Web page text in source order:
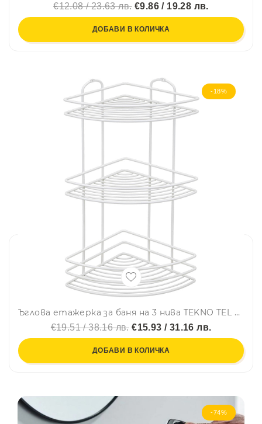
€12.08 / 23.63 лв.€9.86 / 19.28 лв.
ДОБАВИ В КОЛИЧКА
-18%
Ъглова етажерка за баня на 3 нива TEKNO TEL BK 023, 21х21х46 см, Закрепване с дюбел, Бял
€19.51 / 38.16 лв.€15.93 / 31.16 лв.
ДОБАВИ В КОЛИЧКА
-74%